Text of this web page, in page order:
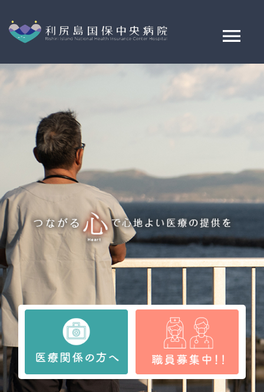
content
病院案内
診療科・部署紹介
交通アクセス